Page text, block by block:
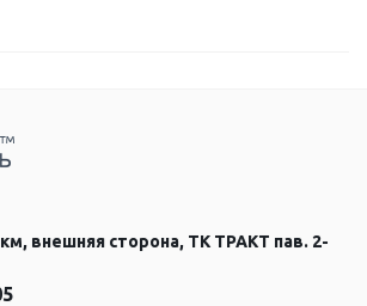
внешняя сторона, ТК ТРАКТ пав. 2-